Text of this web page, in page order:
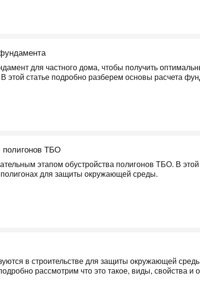
для частного дома, чтобы получить
этой статье подробно разберем основы расчета
полигонов ТБО
этапом обустройства полигонов ТБО. В
полигонах для защиты окружающей среды.
в строительстве для защиты окружающей
рассмотрим что это такое, виды, свойства